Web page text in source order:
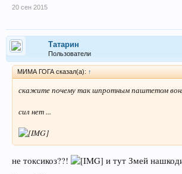
20 сен 2015
Татарин
Пользователи
МИМА ГОГА сказал(а): ↑
скажите почему так шпротным паштетом
сил нет ...
не токсикоз??! и тут Змей